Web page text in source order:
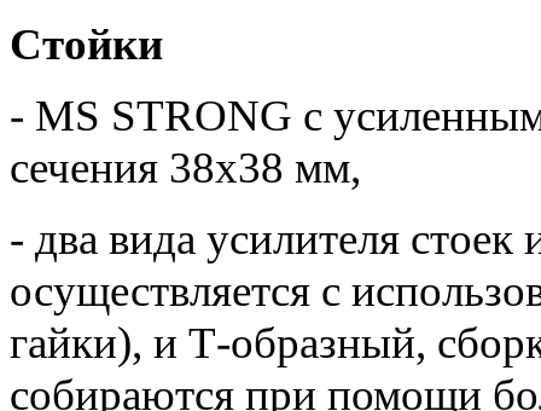
Стойки
- MS STRONG с
сечения 38х38 мм,
- два вида усилителя
осуществляется с
гайки), и Т-образный,
собираются при помощи